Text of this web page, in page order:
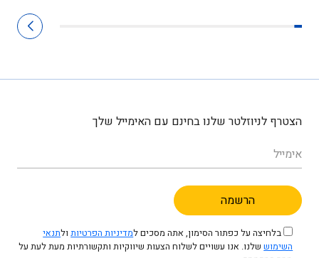
הצטרף לניוזלטר שלנו בחינם עם האימייל שלך
בלחיצה על כפתור הסימון, אתה מסכים למדיניות הפרטיותולתנאי
השימוששלנו. אנו עשויים לשלוח הצעות שיווקיות ותקשורתיות מעת לעת על